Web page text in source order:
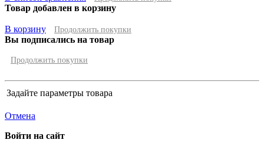
Товар добавлен в корзину
В корзину Продолжить покупки
Вы подписались на товар
Продолжить покупки
Задайте параметры товара
Отмена
Войти на сайт